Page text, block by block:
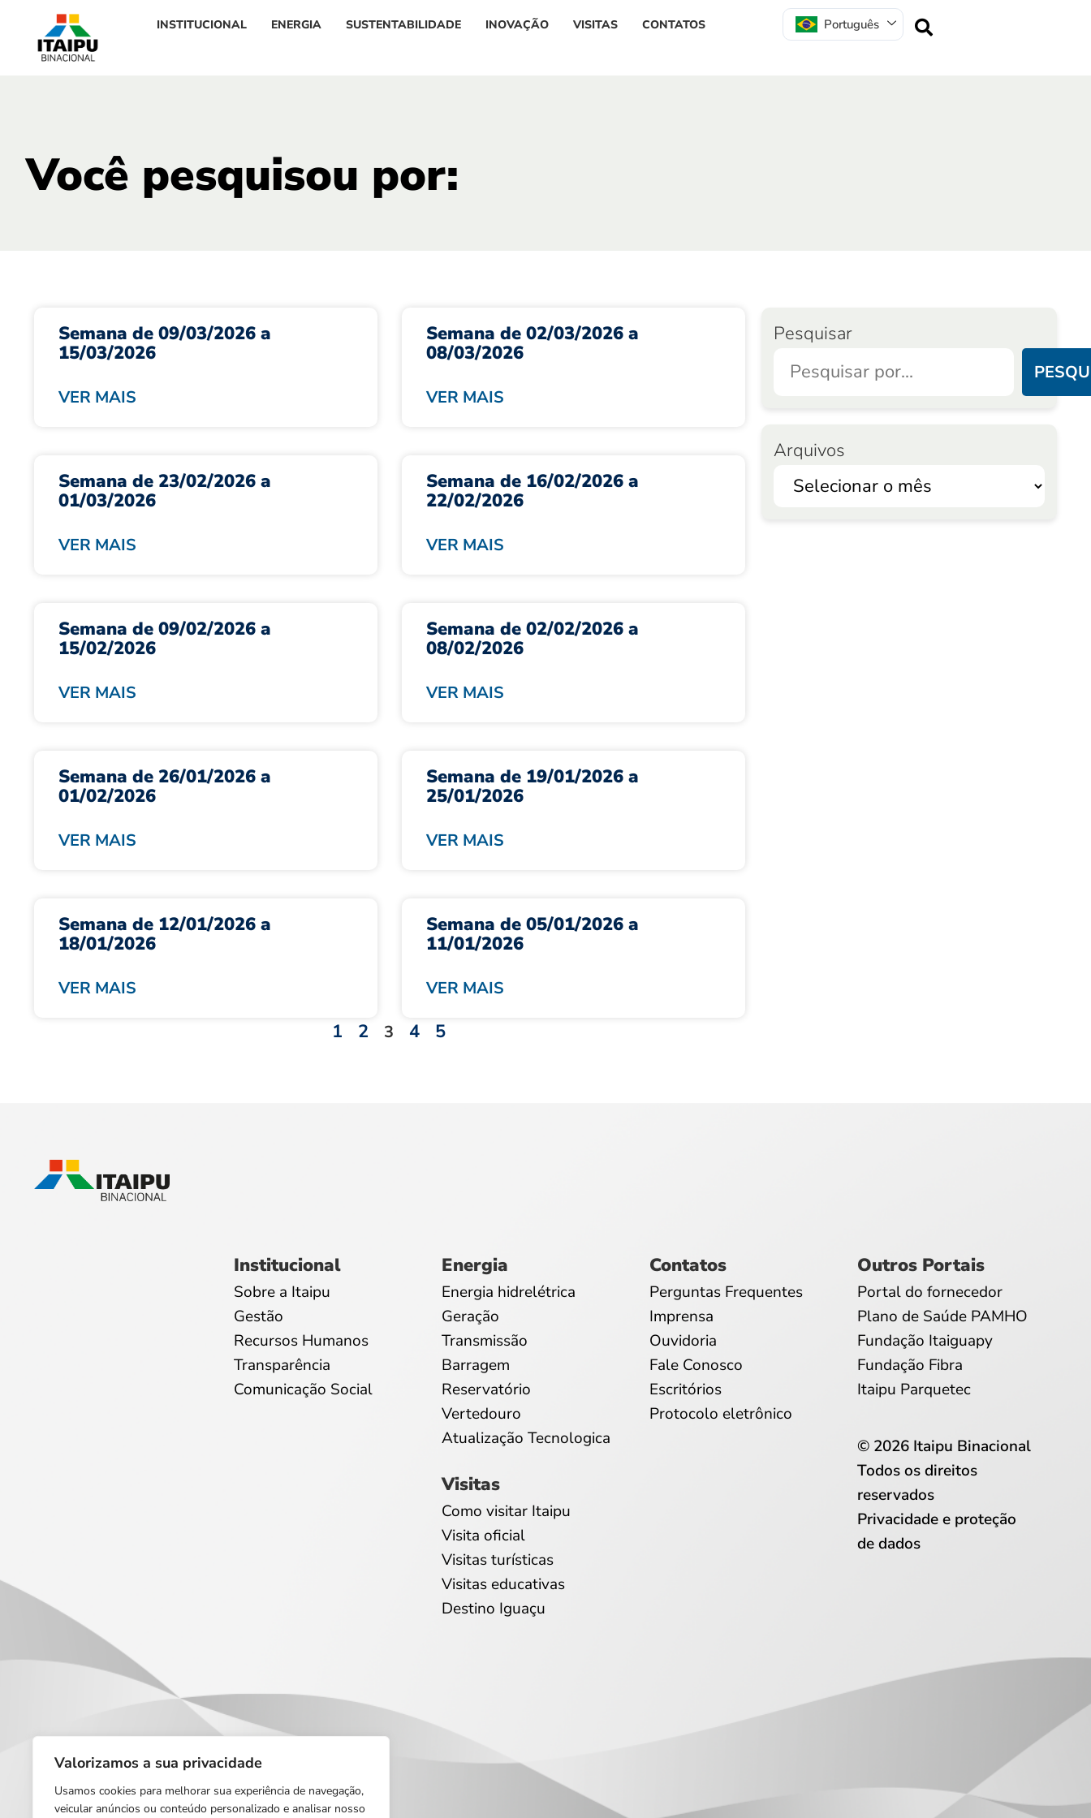
Valorizamos a sua privacidade
Usamos cookies para melhorar sua experiência de navegação,
veicular anúncios ou conteúdo personalizado e analisar nosso
INSTITUCIONAL ENERGIA SUSTENTABILIDADE INOVAÇÃO VISITAS CONTATOS Português
Você pesquisou por:
Semana de 09/03/2026 a
15/03/2026
VER MAIS
Semana de 02/03/2026 a
08/03/2026
VER MAIS
Semana de 23/02/2026 a
01/03/2026
VER MAIS
Semana de 16/02/2026 a
22/02/2026
VER MAIS
Semana de 09/02/2026 a
15/02/2026
VER MAIS
Semana de 02/02/2026 a
08/02/2026
VER MAIS
Semana de 26/01/2026 a
01/02/2026
VER MAIS
Semana de 19/01/2026 a
25/01/2026
VER MAIS
Semana de 12/01/2026 a
18/01/2026
VER MAIS
Semana de 05/01/2026 a
11/01/2026
VER MAIS
1 2 3 4 5
Pesquisar
Arquivos
Institucional
Sobre a Itaipu
Gestão
Recursos Humanos
Transparência
Comunicação Social
Energia
Energia hidrelétrica
Geração
Transmissão
Barragem
Reservatório
Vertedouro
Atualização Tecnologica
Visitas
Como visitar Itaipu
Visita oficial
Visitas turísticas
Visitas educativas
Destino Iguaçu
Contatos
Perguntas Frequentes
Imprensa
Ouvidoria
Fale Conosco
Escritórios
Protocolo eletrônico
Outros Portais
Portal do fornecedor
Plano de Saúde PAMHO
Fundação Itaiguapy
Fundação Fibra
Itaipu Parquetec
© 2026 Itaipu Binacional
Todos os direitos
reservados
Privacidade e proteção
de dados